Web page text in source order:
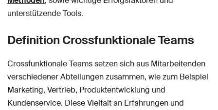
unterstützende Tools.
Definition Crossfunktionale Teams
Crossfunktionale Teams setzen sich aus Mitarbeitenden
verschiedener Abteilungen zusammen, wie zum Beispiel
Marketing, Vertrieb, Produktentwicklung und
Kundenservice. Diese Vielfalt an Erfahrungen und